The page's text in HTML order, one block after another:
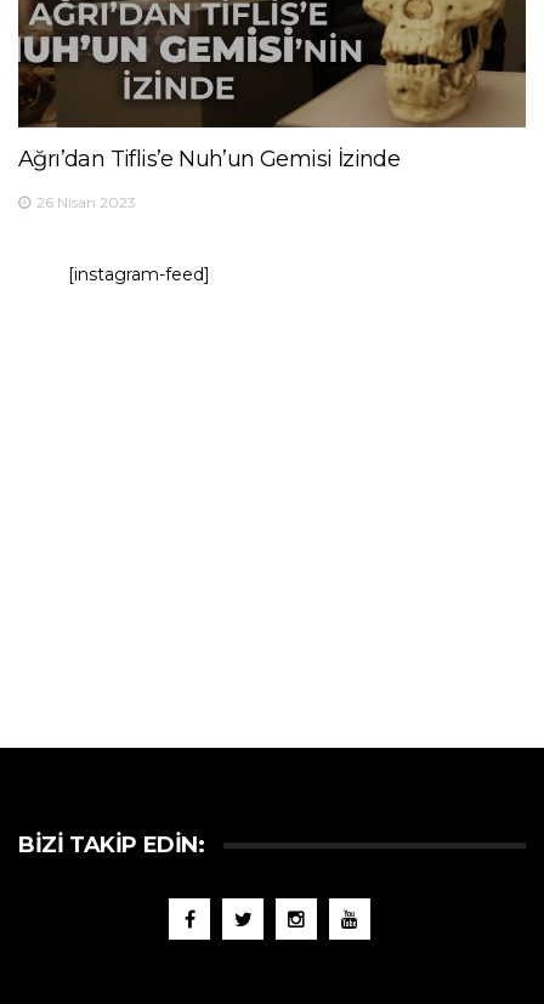
Ağrı’dan Tiflis’e Nuh’un Gemisi İzinde
26 Nisan 2023
[instagram-feed]
BIZI TAKIP EDIN: